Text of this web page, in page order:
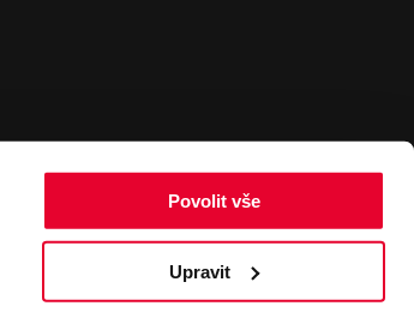
Povolit vše
Upravit
Zpět nahoru